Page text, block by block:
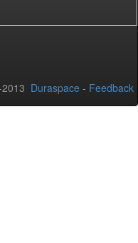
Duraspace - Feedback